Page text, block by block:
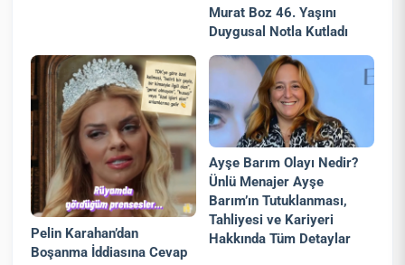
Murat Boz 46. Yaşını
Duygusal Notla Kutladı
Pelin Karahan’dan
Boşanma İddiasına Cevap
Ayşe Barım Olayı Nedir?
Ünlü Menajer Ayşe
Barım’ın Tutuklanması,
Tahliyesi ve Kariyeri
Hakkında Tüm Detaylar